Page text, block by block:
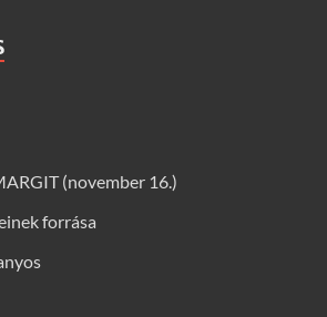
(november 16.)
forrása